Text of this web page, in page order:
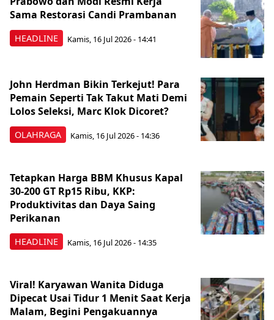
HEADLINE
Sama Restorasi Candi Prambanan
Kamis, 16 Jul 2026 - 14:41
OLAHRAGA
John Herdman Bikin Terkejut! Para
Pemain Seperti Tak Takut Mati Demi
Lolos Seleksi, Marc Klok Dicoret?
Kamis, 16 Jul 2026 - 14:36
HEADLINE
Tetapkan Harga BBM Khusus Kapal
30-200 GT Rp15 Ribu, KKP:
Produktivitas dan Daya Saing
Perikanan
Kamis, 16 Jul 2026 - 14:35
Viral! Karyawan Wanita Diduga
Dipecat Usai Tidur 1 Menit Saat Kerja
Malam, Begini Pengakuannya